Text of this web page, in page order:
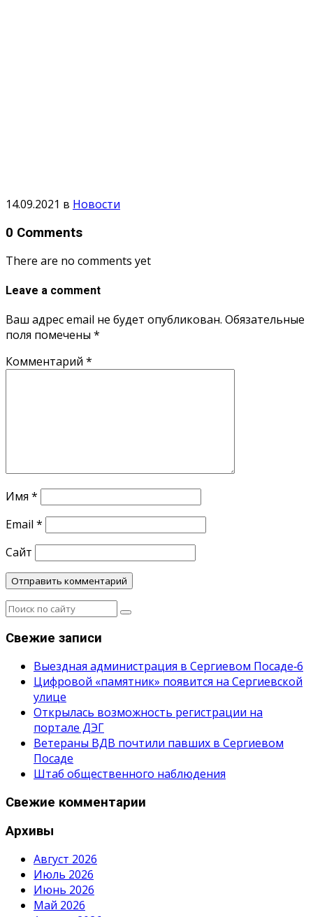
14.09.2021 в Новости
0 Comments
There are no comments yet
Leave a comment
Ваш адрес email не будет опубликован. Обязательные
поля помечены *
Комментарий *
Имя *
Email *
Сайт
Свежие записи
Выездная администрация в Сергиевом Посаде‑6
Цифровой «памятник» появится на Сергиевской
улице
Открылась возможность регистрации на
портале ДЭГ
Ветераны ВДВ почтили павших в Сергиевом
Посаде
Штаб общественного наблюдения
Свежие комментарии
Архивы
Август 2026
Июль 2026
Июнь 2026
Май 2026